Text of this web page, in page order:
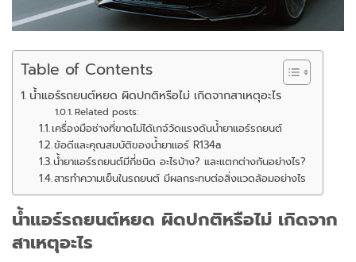
Table of Contents
น้ำแอร์รถยนต์หยด ผิดปกติหรือไม่ เกิดจากสาเหตุอะไร
Related posts:
เครื่องมือช่างที่ขาดไม่ได้เกจ์วัดแรงดันน้ำยาแอร์รถยนต์
ข้อดีและคุณสมบัติของน้ำยาแอร์ R134a
น้ำยาแอร์รถยนต์มีกี่ชนิด อะไรบ้าง? และแตกต่างกันอย่างไร?
สารทำความเย็นในรถยนต์ มีผลกระทบต่อสิ่งแวดล้อมอย่างไร
น้ำแอร์รถยนต์หยด ผิดปกติหรือไม่ เกิดจาก
สาเหตุอะไร